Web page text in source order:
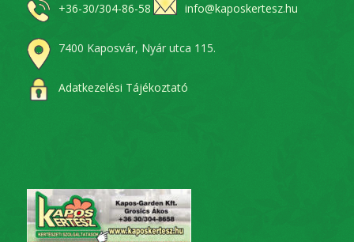
+36-30/304-86-58 info@kaposkertesz.hu
7400 Kaposvár, Nyár utca 115.
Adatkezelési Tájékoztató